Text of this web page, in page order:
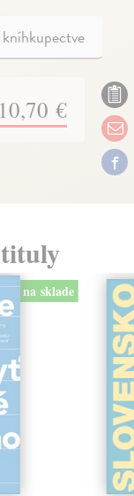
10,70 €
na sklade